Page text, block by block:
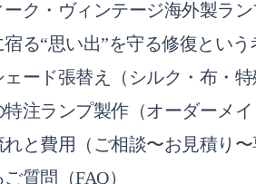
ーク・ヴィンテージ海外製ラ
る“思い出”を守る修復という
ード張替え（シルク・布・特
注ランプ製作（オーダーメイ
と費用（ご相談〜お見積り〜
質問（FAQ）